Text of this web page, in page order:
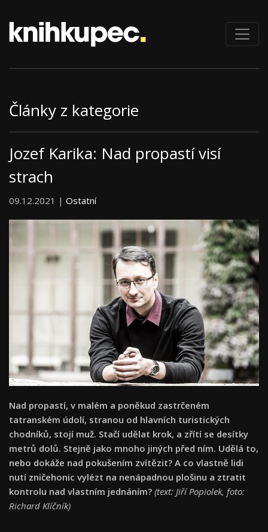
Články z kategorie
Jozef Karika: Nad propastí visí
strach
09.12.2021 | Ostatní
Nad propastí, v malém a poněkud zastrčeném
tatranském údolí, stranou od hlavních turistických
chodníků, stojí muž. Stačí udělat krok, a zřítí se desítky
metrů dolů. Stejně jako mnoho jiných před ním. Udělá to,
nebo dokáže nad pokušením zvítězit? A co vlastně lidi
nutí zničehonic vylézt na nenápadnou plošinu a ztratit
kontrolu nad vlastním jednáním? (text: Jiří Popiolek, foto:
Richard Klíčník)